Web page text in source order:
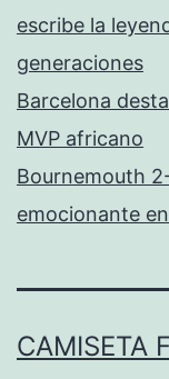
escribe la
generaciones
Barcelona
MVP africano
Bournemouth
emocionante
CAMISETA